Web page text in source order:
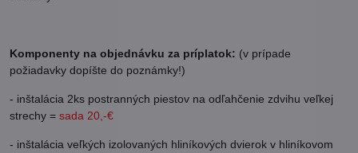
Komponenty na objednávku za príplatok: (v prípade
požiadavky dopíšte do poznámky!)
- inštalácia 2ks postranných piestov na odľahčenie zdvihu veľkej
strechy = sada 20,-€
- inštalácia veľkých izolovaných hliníkových dvierok v hliníkovom